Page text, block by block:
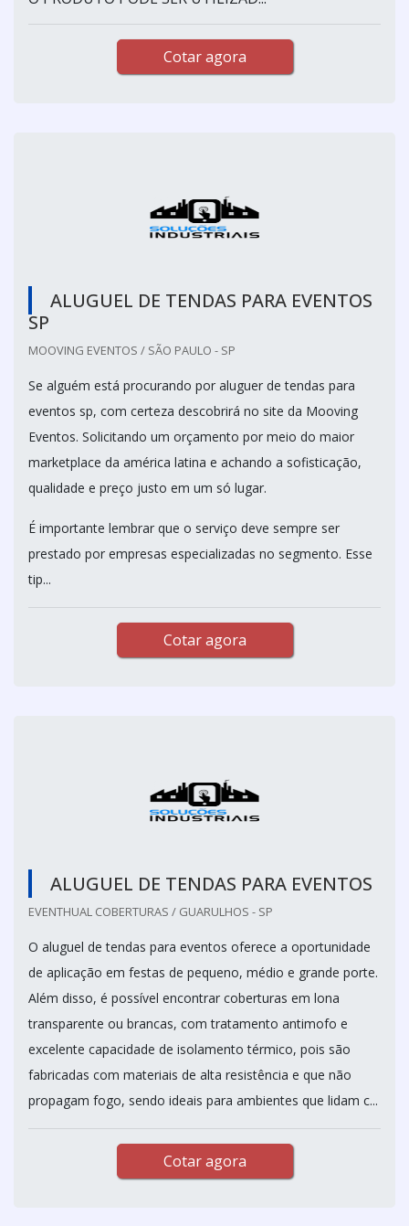
Cotar agora
ALUGUEL DE TENDAS PARA EVENTOS
SP
MOOVING EVENTOS / SÃO PAULO - SP
Se alguém está procurando por aluguer de tendas para
eventos sp, com certeza descobrirá no site da Mooving
Eventos. Solicitando um orçamento por meio do maior
marketplace da américa latina e achando a sofisticação,
qualidade e preço justo em um só lugar.
É importante lembrar que o serviço deve sempre ser
prestado por empresas especializadas no segmento. Esse
tip...
Cotar agora
ALUGUEL DE TENDAS PARA EVENTOS
EVENTHUAL COBERTURAS / GUARULHOS - SP
O aluguel de tendas para eventos oferece a oportunidade
de aplicação em festas de pequeno, médio e grande porte.
Além disso, é possível encontrar coberturas em lona
transparente ou brancas, com tratamento antimofo e
excelente capacidade de isolamento térmico, pois são
fabricadas com materiais de alta resistência e que não
propagam fogo, sendo ideais para ambientes que lidam c...
Cotar agora